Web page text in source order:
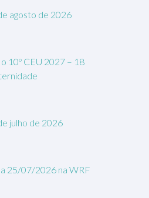
agosto de 2026
10º CEU 2027 – 18
julho de 2026
25/07/2026 na WRF